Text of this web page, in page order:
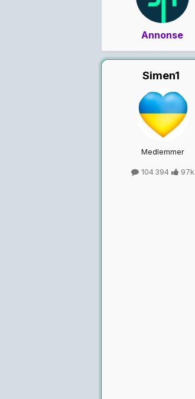
Annonse
Simen1
Medlemmer
104 394 97k